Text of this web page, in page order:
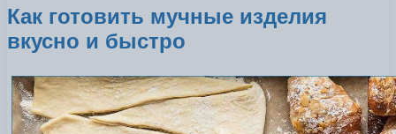
Как готовить мучные изделия
вкусно и быстро